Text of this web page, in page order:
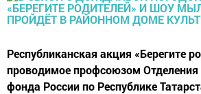
Республиканская акция «Берегите
проводимое профсоюзом Отделения
фонда России по Республике